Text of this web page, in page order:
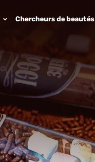
Chercheurs de beautés